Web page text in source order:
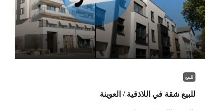
للبيع
للبيع شقة في اللاذقية / العوينة